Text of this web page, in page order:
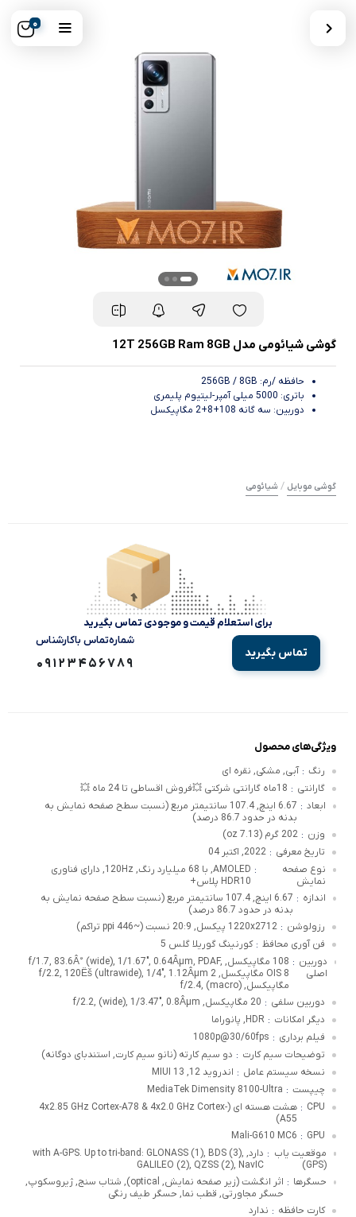
0
گوشی شیائومی مدل 12T 256GB Ram 8GB
حافظه /رم: 256GB / 8GB
باتری: 5000 میلی آمپر-لیتیوم پلیمری
دوربین: سه گانه 108+8+2 مگاپیکسل
گوشی موبایل / شیائومی
برای استعلام قیمت و موجودی تماس بگیرید
تماس بگیرید
شماره‌تماس‌ با‌کارشناس
09123456789
ویژگی‌های محصول
رنگ : آبی, مشکی, نقره ای
گارانتی : 18ماه گارانتی شرکتی 💥فروش اقساطی تا 24 ماه 💥
ابعاد :
6.67 اینچ, 107.4 سانتیمتر مربع (نسبت سطح صفحه نمایش به
بدنه در حدود 86.7 درصد)
وزن : 202 گرم (7.13 oz)
تاریخ معرفی : 2022, اکتبر 04
نوع صفحه
نمایش
:
AMOLED, با 68 میلیارد رنگ, 120Hz, دارای فناوری
HDR10 پلاس+
اندازه :
6.67 اینچ, 107.4 سانتیمتر مربع (نسبت سطح صفحه نمایش به
بدنه در حدود 86.7 درصد)
رزولوشن : 1220x2712 پیکسل, 20:9 نسبت (~446 ppi تراکم)
فن آوری محافظ : کورنینگ گوریلا گلس 5
دوربین
اصلی
:
108 مگاپیکسل, f/1.7, 83.6Â° (wide), 1/1.67", 0.64Âµm, PDAF,
OIS 8 مگاپیکسل, f/2.2, 120Ëš (ultrawide), 1/4", 1.12Âµm 2
مگاپیکسل, f/2.4, (macro)
دوربین سلفی : 20 مگاپیکسل, f/2.2, (wide), 1/3.47", 0.8Âµm
دیگر امکانات : HDR, پانوراما
فیلم برداری :
1080p@30/60fps
توضیحات سیم کارت : دو سیم کارته (نانو سیم کارت, استندبای دوگانه)
نسخه سیستم عامل : اندروید 12, MIUI 13
چیپست :
MediaTek Dimensity 8100-Ultra
CPU
:
هشت هسته ای (4x2.85 GHz Cortex-A78 & 4x2.0 GHz Cortex-
A55)
GPU
:
Mali-G610 MC6
موقعیت یاب
(GPS)
:
دارد, with A-GPS. Up to tri-band: GLONASS (1), BDS (3),
GALILEO (2), QZSS (2), NavIC
حسگرها :
اثر انگشت (زیر صفحه نمایش, optical), شتاب سنج, ژیروسکوپ,
حسگر مجاورتی, قطب نما, حسگر طیف رنگی
کارت حافظه : ندارد